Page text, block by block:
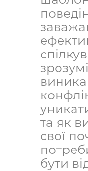
та як
свої
бути